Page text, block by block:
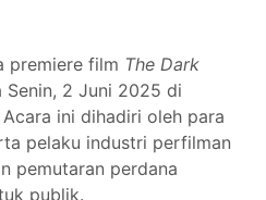
premiere film The Dark
2 Juni 2025 di
ini dihadiri oleh para
pelaku industri perfilman
pemutaran perdana
publik.